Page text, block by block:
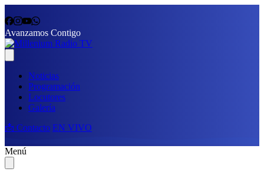
Avanzamos Contigo
Noticias
Programación
Locutores
Galería
📩 Contacto EN VIVO
Menú